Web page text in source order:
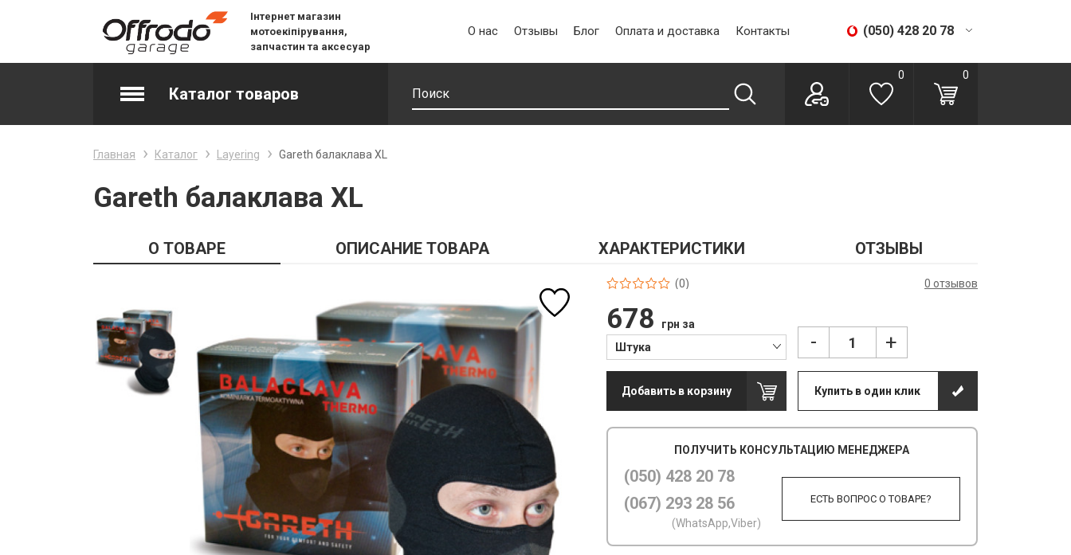
Інтернет магазин
мотоекіпірування,
запчастин та аксесуар
О нас Отзывы Блог Оплата и доставка Контакты (050) 428 20 78
(067) 293 28 56
Каталог товаров
Джерсі
Lifestyle
Вилочне масло
Гідравлічне масло
0 0
Главная Каталог Layering Gareth балаклава XL
Gareth балаклава XL
О ТОВАРЕ ОПИСАНИЕ ТОВАРА ХАРАКТЕРИСТИКИ ОТЗЫВЫ
(0) 0 отзывов
678
грн за
Штука
- +
Добавить в корзину Купить в один клик
ПОЛУЧИТЬ КОНСУЛЬТАЦИЮ МЕНЕДЖЕРА
(050) 428 20 78
(067) 293 28 56
(WhatsApp,Viber)
ЕСТЬ ВОПРОС О ТОВАРЕ?